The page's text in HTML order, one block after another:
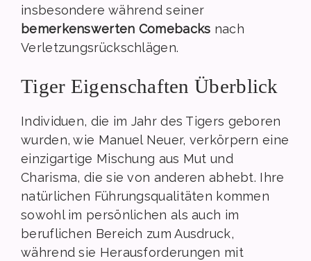
insbesondere während seiner
bemerkenswerten Comebacks nach
Verletzungsrückschlägen.
Tiger Eigenschaften Überblick
Individuen, die im Jahr des Tigers geboren
wurden, wie Manuel Neuer, verkörpern eine
einzigartige Mischung aus Mut und
Charisma, die sie von anderen abhebt. Ihre
natürlichen Führungsqualitäten kommen
sowohl im persönlichen als auch im
beruflichen Bereich zum Ausdruck,
während sie Herausforderungen mit